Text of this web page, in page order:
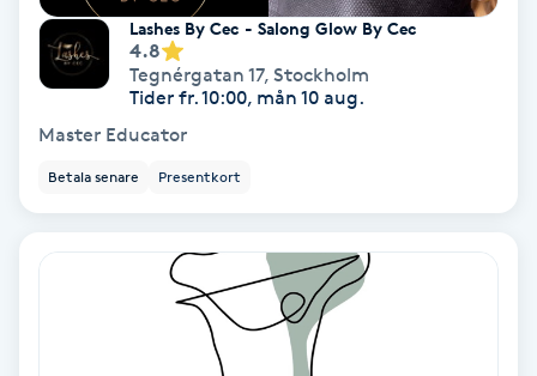
Fransfärgning
Fransförlängning
Fransförlängning Megavolym
Fransförlängning Volym
Lashes By Cec - Salong Glow By Cec
4.8
Tegnérgatan 17, Stockholm
Tider fr. 10:00, mån 10 aug.
Master Educator
Betala senare Presentkort